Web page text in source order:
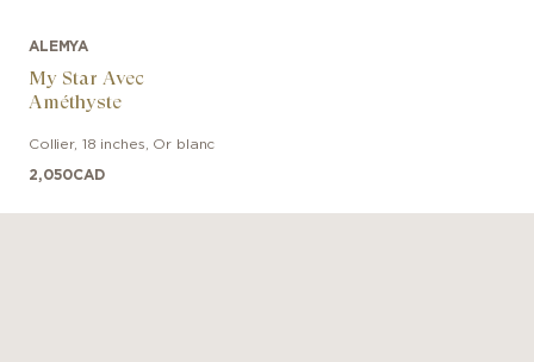
ALEMYA
My Star Avec
Améthyste
Collier, 18 inches Or blanc
2,050CAD